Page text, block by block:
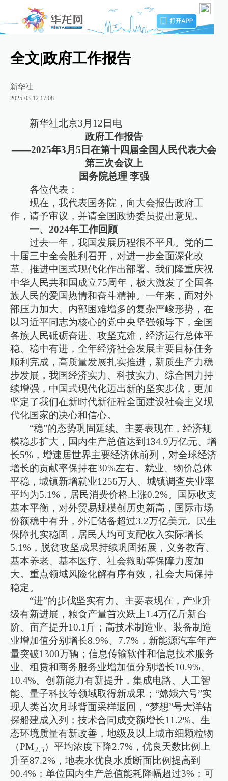
全文|政府工作报告
新华社
2025-03-12 17:08
新华社北京3月12日电
政府工作报告
——2025年3月5日在第十四届全国人民代表大会
第三次会议上
国务院总理 李强
各位代表：
现在，我代表国务院，向大会报告政府工
作，请予审议，并请全国政协委员提出意见。
一、2024年工作回顾
过去一年，我国发展历程很不平凡。党的二
十届三中全会胜利召开，对进一步全面深化改
革、推进中国式现代化作出部署。我们隆重庆祝
中华人民共和国成立75周年，极大激发了全国各
族人民的爱国热情和奋斗精神。一年来，面对外
部压力加大、内部困难增多的复杂严峻形势，在
以习近平同志为核心的党中央坚强领导下，全国
各族人民砥砺奋进、攻坚克难，经济运行总体平
稳、稳中有进，全年经济社会发展主要目标任务
顺利完成，高质量发展扎实推进，新质生产力稳
步发展，我国经济实力、科技实力、综合国力持
续增强，中国式现代化迈出新的坚实步伐，更加
坚定了我们在新时代新征程全面建设社会主义现
代化国家的决心和信心。
“稳”的态势巩固延续。主要表现在，经济规
模稳步扩大，国内生产总值达到134.9万亿元、增
长5%，增速居世界主要经济体前列，对全球经济
增长的贡献率保持在30%左右。就业、物价总体
平稳，城镇新增就业1256万人、城镇调查失业率
平均为5.1%，居民消费价格上涨0.2%。国际收支
基本平衡，对外贸易规模创历史新高，国际市场
份额稳中有升，外汇储备超过3.2万亿美元。民生
保障扎实稳固，居民人均可支配收入实际增长
5.1%，脱贫攻坚成果持续巩固拓展，义务教育、
基本养老、基本医疗、社会救助等保障力度加
大。重点领域风险化解有序有效，社会大局保持
稳定。
“进”的步伐坚实有力。主要表现在，产业升
级有新进展，粮食产量首次跃上1.4万亿斤新台
阶、亩产提升10.1斤；高技术制造业、装备制造
业增加值分别增长8.9%、7.7%，新能源汽车年产
量突破1300万辆；信息传输软件和信息技术服务
业、租赁和商务服务业增加值分别增长10.9%、
10.4%。创新能力有新提升，集成电路、人工智
能、量子科技等领域取得新成果；“嫦娥六号”实
现人类首次月球背面采样返回，“梦想”号大洋钻
探船建成入列；技术合同成交额增长11.2%。生
态环境质量有新改善，地级及以上城市细颗粒物
（PM2.5）平均浓度下降2.7%，优良天数比例上
升至87.2%，地表水优良水质断面比例提高到
90.4%；单位国内生产总值能耗降幅超过3%；可